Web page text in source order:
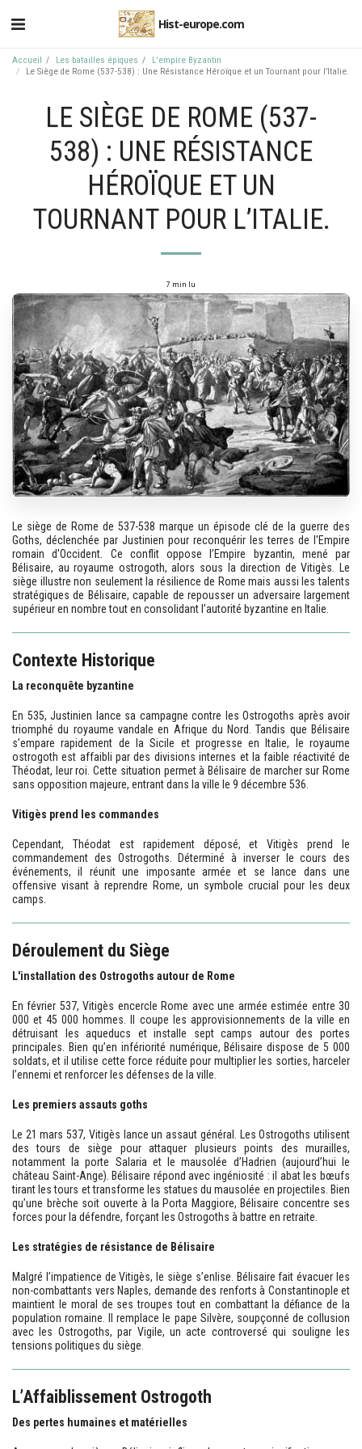
Hist-europe.com
Accueil Les batailles épiques
L'empire Byzantin
Le Siège de Rome (537-538) : Une Résistance Héroïque et un Tournant pour l’Italie.
LE SIÈGE DE ROME (537-
538) : UNE RÉSISTANCE
HÉROÏQUE ET UN
TOURNANT POUR L’ITALIE.
7 min lu
Le siège de Rome de 537-538 marque un épisode clé de la guerre des
Goths, déclenchée par Justinien pour reconquérir les terres de l'Empire
romain d'Occident. Ce conflit oppose l’Empire byzantin, mené par
Bélisaire, au royaume ostrogoth, alors sous la direction de Vitigès. Le
siège illustre non seulement la résilience de Rome mais aussi les talents
stratégiques de Bélisaire, capable de repousser un adversaire largement
supérieur en nombre tout en consolidant l’autorité byzantine en Italie.
Contexte Historique
La reconquête byzantine
En 535, Justinien lance sa campagne contre les Ostrogoths après avoir
triomphé du royaume vandale en Afrique du Nord. Tandis que Bélisaire
s’empare rapidement de la Sicile et progresse en Italie, le royaume
ostrogoth est affaibli par des divisions internes et la faible réactivité de
Théodat, leur roi. Cette situation permet à Bélisaire de marcher sur Rome
sans opposition majeure, entrant dans la ville le 9 décembre 536.
Vitigès prend les commandes
Cependant, Théodat est rapidement déposé, et Vitigès prend le
commandement des Ostrogoths. Déterminé à inverser le cours des
événements, il réunit une imposante armée et se lance dans une
offensive visant à reprendre Rome, un symbole crucial pour les deux
camps.
Déroulement du Siège
L'installation des Ostrogoths autour de Rome
En février 537, Vitigès encercle Rome avec une armée estimée entre 30
000 et 45 000 hommes. Il coupe les approvisionnements de la ville en
détruisant les aqueducs et installe sept camps autour des portes
principales. Bien qu’en infériorité numérique, Bélisaire dispose de 5 000
soldats, et il utilise cette force réduite pour multiplier les sorties, harceler
l’ennemi et renforcer les défenses de la ville.
Les premiers assauts goths
Le 21 mars 537, Vitigès lance un assaut général. Les Ostrogoths utilisent
des tours de siège pour attaquer plusieurs points des murailles,
notamment la porte Salaria et le mausolée d’Hadrien (aujourd’hui le
château Saint-Ange). Bélisaire répond avec ingéniosité : il abat les bœufs
tirant les tours et transforme les statues du mausolée en projectiles. Bien
qu’une brèche soit ouverte à la Porta Maggiore, Bélisaire concentre ses
forces pour la défendre, forçant les Ostrogoths à battre en retraite.
Les stratégies de résistance de Bélisaire
Malgré l’impatience de Vitigès, le siège s’enlise. Bélisaire fait évacuer les
non-combattants vers Naples, demande des renforts à Constantinople et
maintient le moral de ses troupes tout en combattant la défiance de la
population romaine. Il remplace le pape Silvère, soupçonné de collusion
avec les Ostrogoths, par Vigile, un acte controversé qui souligne les
tensions politiques du siège.
L’Affaiblissement Ostrogoth
Des pertes humaines et matérielles